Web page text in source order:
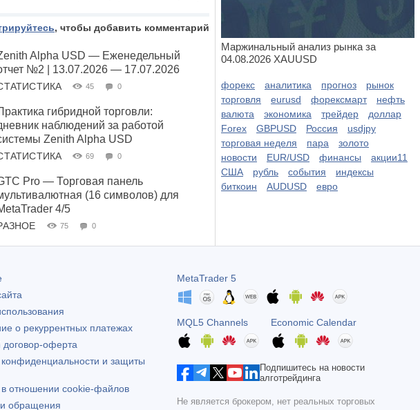
, чтобы добавить комментарий
Alpha USD — Еженедельный
№2 | 13.07.2026 — 17.07.2026
45 0
гибридной торговли:
наблюдений за работой
Zenith Alpha USD
69 0
Pro — Торговая панель
(16 символов) для
4/5
75 0
Маржинальный анализ рынка за
04.08.2026 XAUUSD
форекс аналитика прогноз
рынок
торговля
eurusd форексмарт
нефть
валюта
экономика трейдер
доллар
Forex
GBPUSD Россия
usdjpy
торговая неделя
пара
золото
новости
EUR/USD финансы
акции11
США
рубль события
индексы
биткоин
AUDUSD евро
о рекуррентных платежах
договор-оферта
конфиденциальности и защиты
в отношении cookie-файлов
и обращения
MetaTrader 5
MQL5 Channels Economic Calendar
Подпишитесь на новости
алготрейдинга
Не является брокером, нет реальных торговых